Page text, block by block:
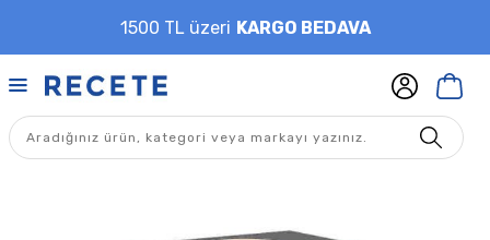
1500 TL üzeri KARGO BEDAVA